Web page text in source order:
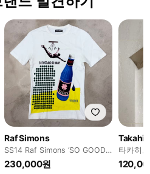
Raf Simons
SS14 Raf Simons ‘SO GOOD
AND SO MANY’
230,000원
타카히
트 브이